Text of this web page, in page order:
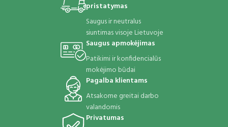
pristatymas
Saugus ir neutralus
siuntimas visoje Lietuvoje
Saugus apmokėjimas
Patikimi ir konfidencialūs
mokėjimo būdai
Pagalba klientams
Atsakome greitai darbo
valandomis
Privatumas